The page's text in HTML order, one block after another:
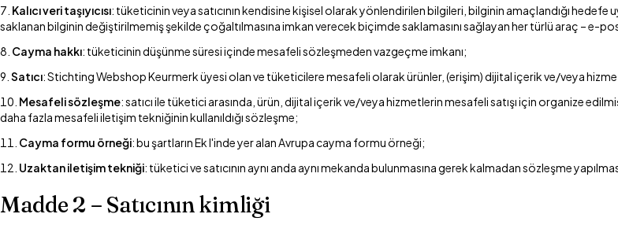
Kalıcı veri taşıyıcısı: tüketicinin veya satıcının kendisine kişisel olarak yönlendirilen bilgileri, bilginin amaçlandığı
saklanan bilginin değiştirilmemiş şekilde çoğaltılmasına imkan verecek biçimde saklamasını sağlayan her türlü araç – e-
Cayma hakkı: tüketicinin düşünme süresi içinde mesafeli sözleşmeden vazgeçme imkanı;
Satıcı: Stichting Webshop Keurmerk üyesi olan ve tüketicilere mesafeli olarak ürünler, (erişim) dijital içerik ve/veya
Mesafeli sözleşme: satıcı ile tüketici arasında, ürün, dijital içerik ve/veya hizmetlerin mesafeli satışı için organize
daha fazla mesafeli iletişim tekniğinin kullanıldığı sözleşme;
Cayma formu örneği: bu şartların Ek I'inde yer alan Avrupa cayma formu örneği;
Uzaktan iletişim tekniği: tüketici ve satıcının aynı anda aynı mekanda bulunmasına gerek kalmadan sözleşme
Madde 2 – Satıcının kimliği